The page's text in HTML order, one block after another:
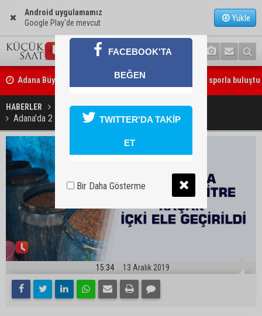
Android uygulamamız
Google Play'de mevcut
Yükle
Adana Büyükşehir Yaz Spor Okulları’nda 30 bin çocuk sporla buluştu
bırakıldı
HABERLER YAŞAM
Adana'da 2 bin 800 litre kaçak içki ele geçirildi
15:34 13 Aralık 2019
FACEBOOK'TA
BEĞEN
TWITTER'DA TAKİP
ET
Bir Daha Gösterme